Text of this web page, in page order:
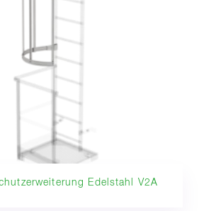
Edelstahl V2A